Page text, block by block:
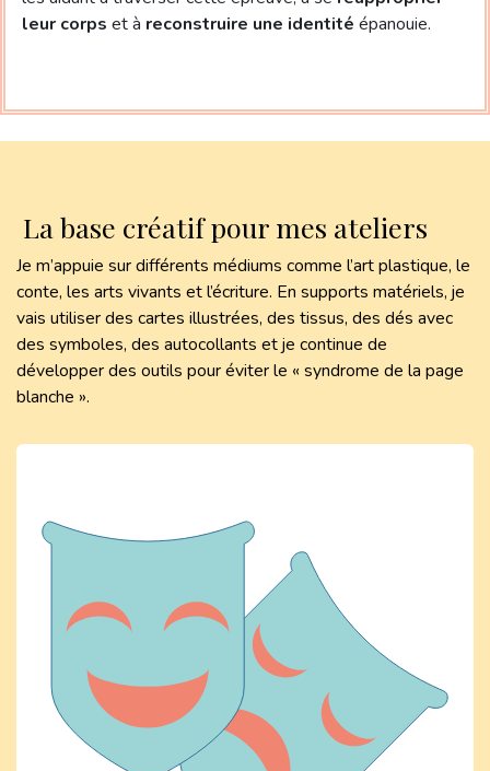
leur corps et à reconstruire une identité épanouie.
La base créatif pour mes ateliers
Je m’appuie sur différents médiums comme l’art plastique, le
conte, les arts vivants et l’écriture. En supports matériels, je
vais utiliser des cartes illustrées, des tissus, des dés avec
des symboles, des autocollants et je continue de
développer des outils pour éviter le « syndrome de la page
blanche ».